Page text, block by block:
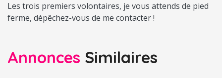
Les trois premiers volontaires, je vous attends de pied
ferme, dépêchez-vous de me contacter !
Annonces Similaires